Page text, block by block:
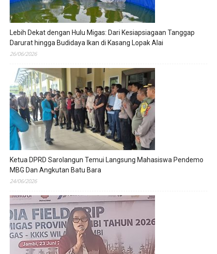
Lebih Dekat dengan Hulu Migas: Dari Kesiapsiagaan Tanggap
Darurat hingga Budidaya Ikan di Kasang Lopak Alai
26/06/2026
Ketua DPRD Sarolangun Temui Langsung Mahasiswa Pendemo
MBG Dan Angkutan Batu Bara
24/06/2026